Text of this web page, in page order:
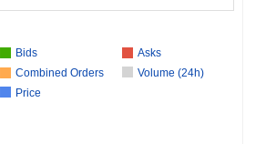
Bids
Asks
Combined Orders
Volume (24h)
Price